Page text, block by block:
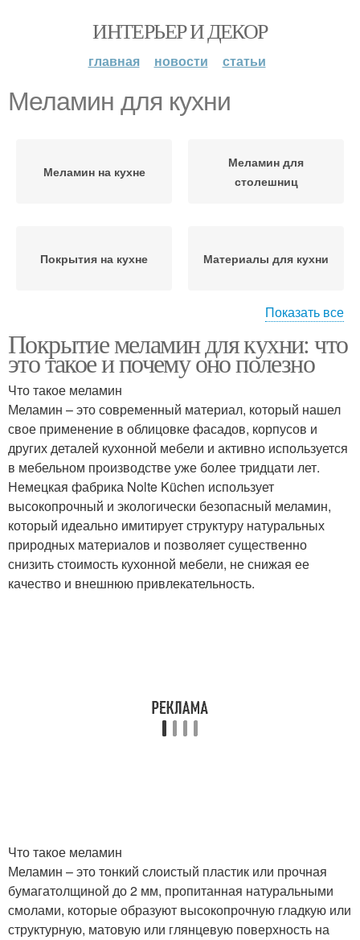
ИНТЕРЬЕР И ДЕКОР
главная новости статьи
Меламин для кухни
Меламин на кухне
Меламин для
столешниц
Покрытия на кухне Материалы для кухни
Меламин с фанерой
Показать все
Покрытие меламин для кухни: что
это такое и почему оно полезно
Что такое меламин
Меламин – это современный материал, который нашел
свое применение в облицовке фасадов, корпусов и
других деталей кухонной мебели и активно используется
в мебельном производстве уже более тридцати лет.
Немецкая фабрика Nolte Küchen использует
высокопрочный и экологически безопасный меламин,
который идеально имитирует структуру натуральных
природных материалов и позволяет существенно
снизить стоимость кухонной мебели, не снижая ее
качество и внешнюю привлекательность.
Что такое меламин
Меламин – это тонкий слоистый пластик или прочная
бумагатолщиной до 2 мм, пропитанная натуральными
смолами, которые образуют высокопрочную гладкую или
структурную, матовую или глянцевую поверхность на